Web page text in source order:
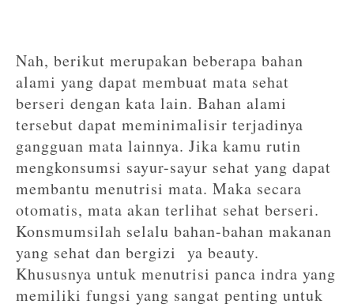
Nah, berikut merupakan beberapa bahan
alami yang dapat membuat mata sehat
berseri dengan kata lain. Bahan alami
tersebut dapat meminimalisir terjadinya
gangguan mata lainnya. Jika kamu rutin
mengkonsumsi sayur-sayur sehat yang dapat
membantu menutrisi mata. Maka secara
otomatis, mata akan terlihat sehat berseri.
Konsmumsilah selalu bahan-bahan makanan
yang sehat dan bergizi ya beauty.
Khususnya untuk menutrisi panca indra yang
memiliki fungsi yang sangat penting untuk